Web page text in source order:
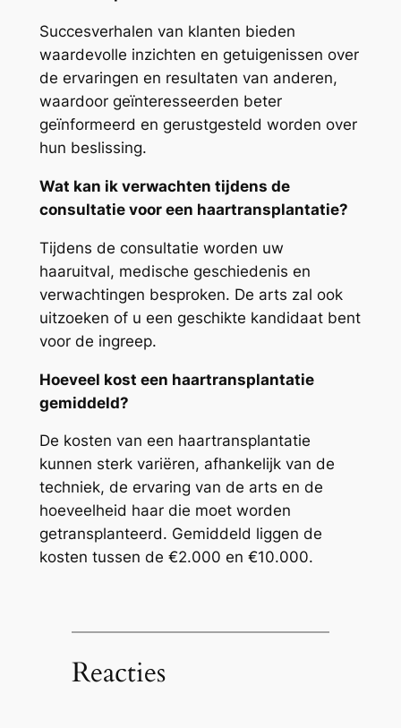
Succesverhalen van klanten bieden
waardevolle inzichten en getuigenissen over
de ervaringen en resultaten van anderen,
waardoor geïnteresseerden beter
geïnformeerd en gerustgesteld worden over
hun beslissing.
Wat kan ik verwachten tijdens de
consultatie voor een haartransplantatie?
Tijdens de consultatie worden uw
haaruitval, medische geschiedenis en
verwachtingen besproken. De arts zal ook
uitzoeken of u een geschikte kandidaat bent
voor de ingreep.
Hoeveel kost een haartransplantatie
gemiddeld?
De kosten van een haartransplantatie
kunnen sterk variëren, afhankelijk van de
techniek, de ervaring van de arts en de
hoeveelheid haar die moet worden
getransplanteerd. Gemiddeld liggen de
kosten tussen de €2.000 en €10.000.
Reacties